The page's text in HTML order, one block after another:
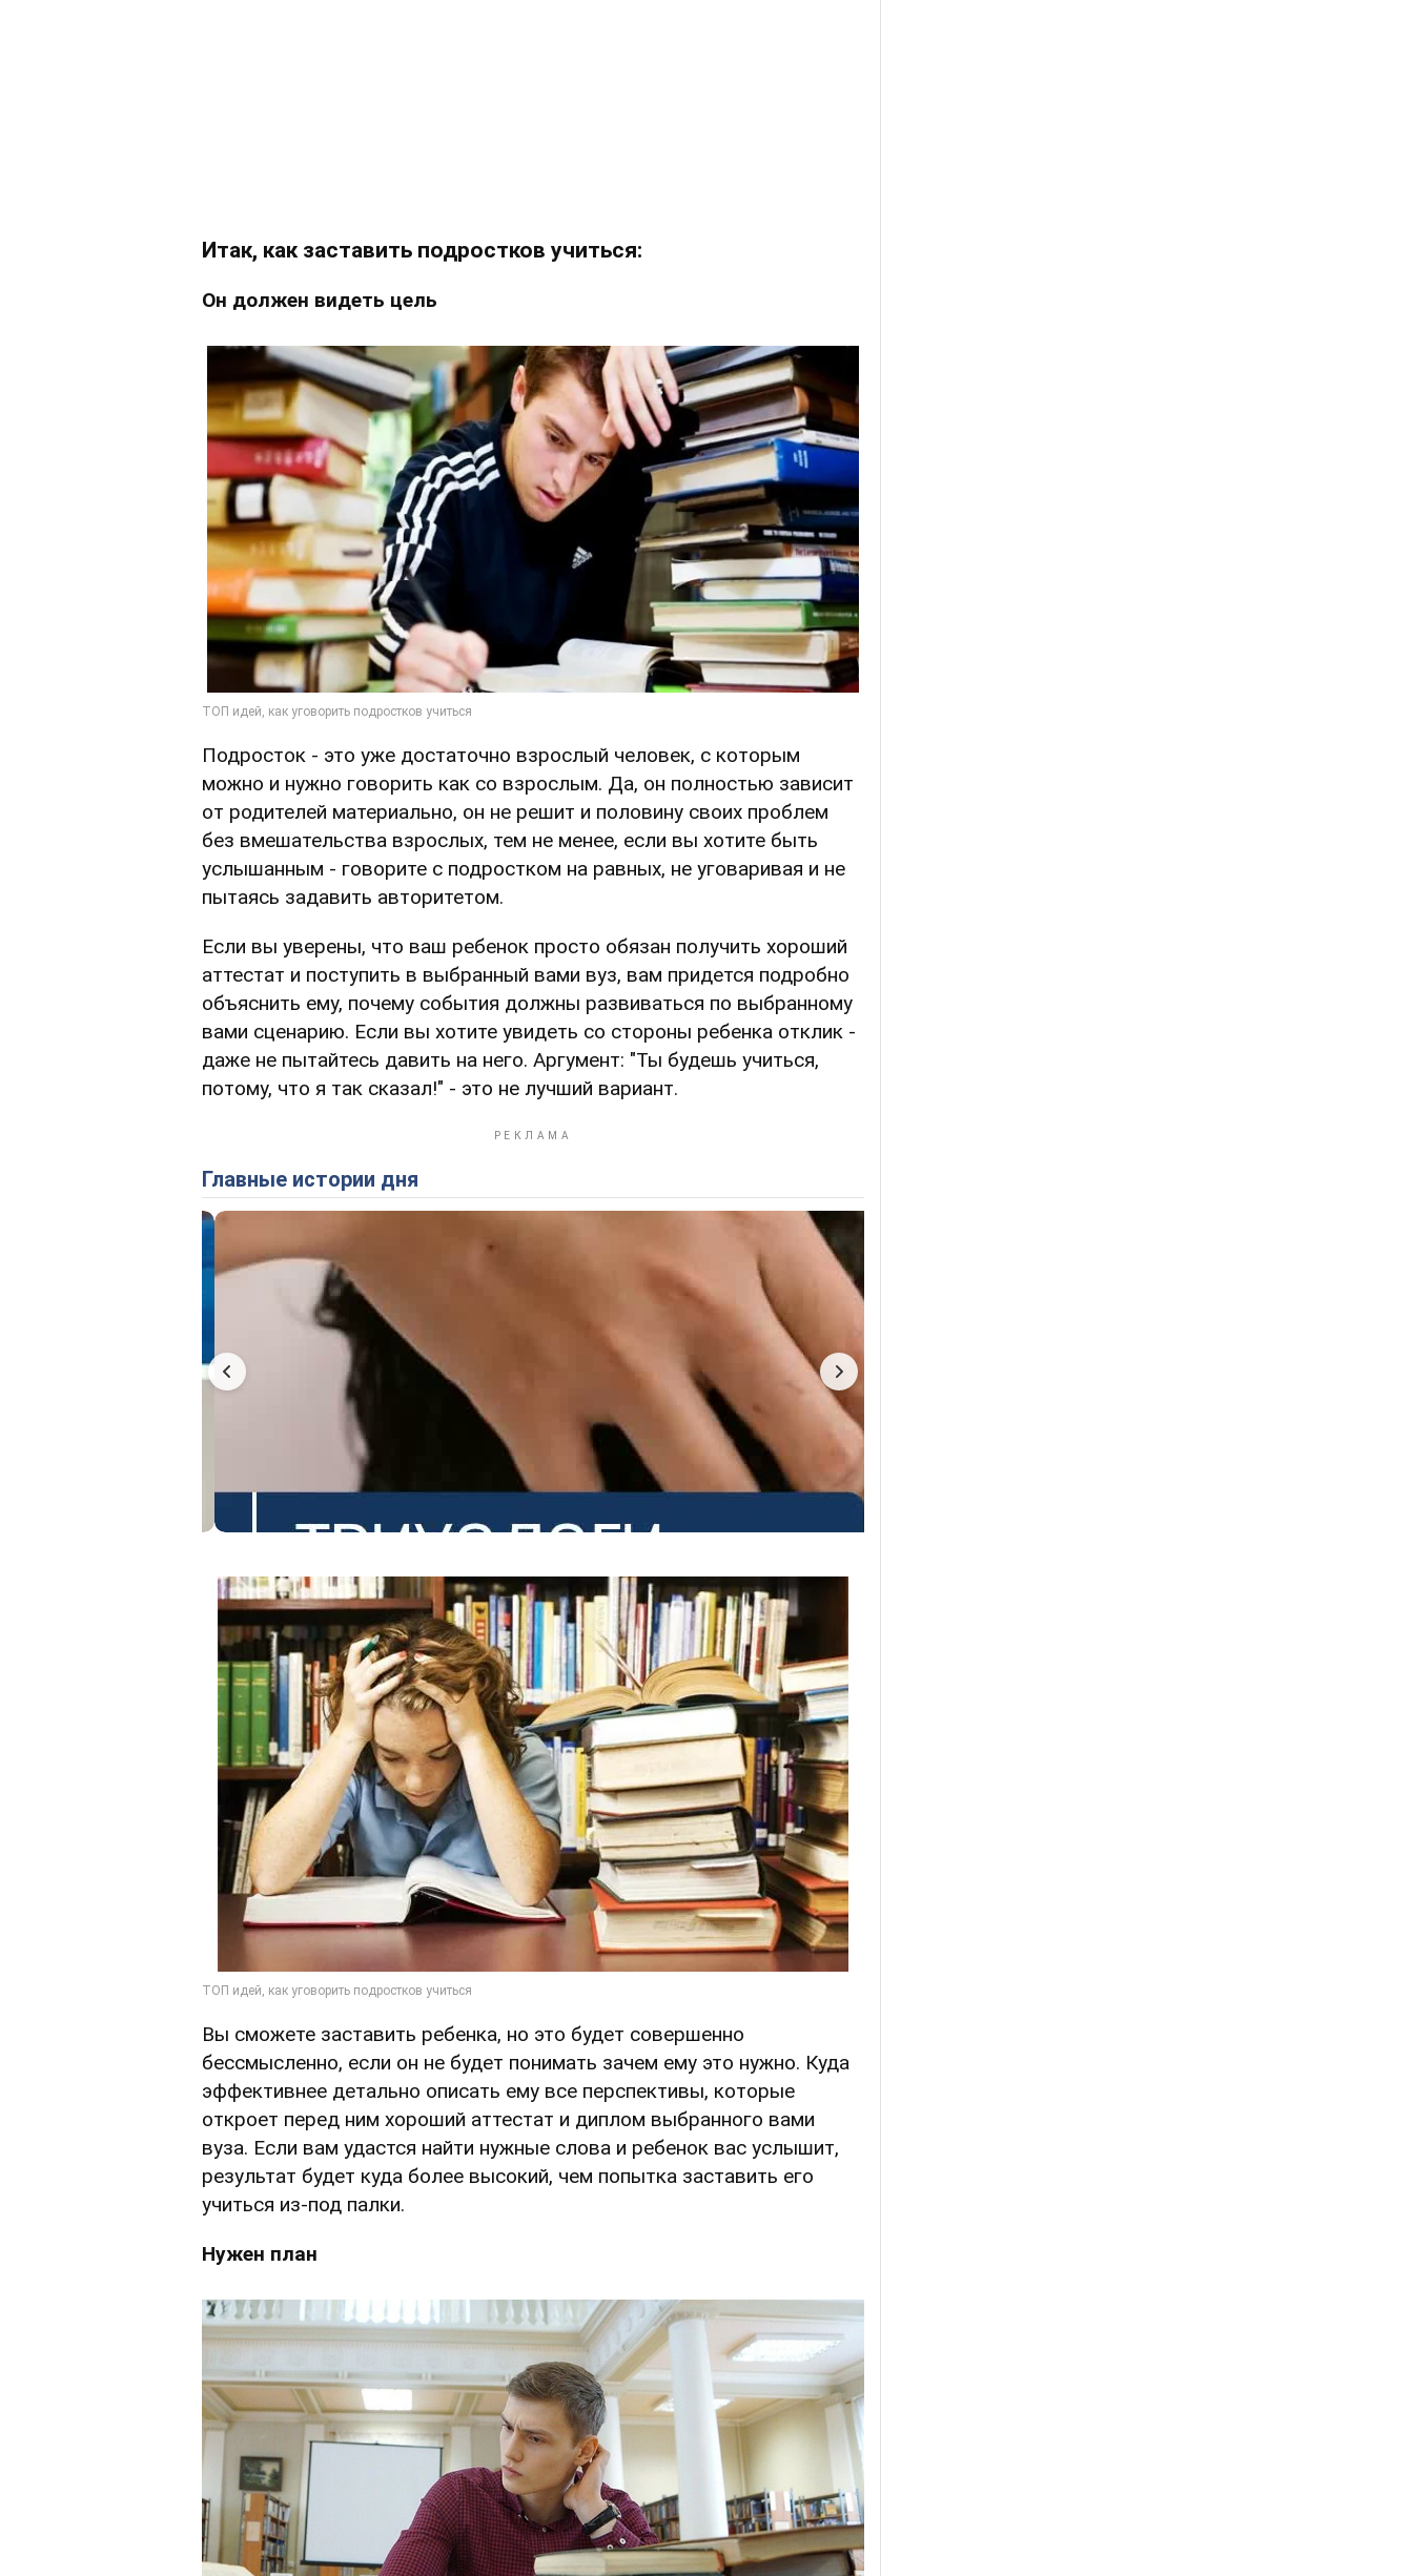
Итак, как заставить подростков учиться:
Он должен видеть цель
Подросток - это уже достаточно взрослый человек, с которым
можно и нужно говорить как со взрослым. Да, он полностью зависит
от родителей материально, он не решит и половину своих проблем
без вмешательства взрослых, тем не менее, если вы хотите быть
услышанным - говорите с подростком на равных, не уговаривая и не
пытаясь задавить авторитетом.
Если вы уверены, что ваш ребенок просто обязан получить хороший
аттестат и поступить в выбранный вами вуз, вам придется подробно
объяснить ему, почему события должны развиваться по выбранному
вами сценарию. Если вы хотите увидеть со стороны ребенка отклик -
даже не пытайтесь давить на него. Аргумент: "Ты будешь учиться,
потому, что я так сказал!" - это не лучший вариант.
Главные истории дня
Вы сможете заставить ребенка, но это будет совершенно
бессмысленно, если он не будет понимать зачем ему это нужно. Куда
эффективнее детально описать ему все перспективы, которые
откроет перед ним хороший аттестат и диплом выбранного вами
вуза. Если вам удастся найти нужные слова и ребенок вас услышит,
результат будет куда более высокий, чем попытка заставить его
учиться из-под палки.
Нужен план